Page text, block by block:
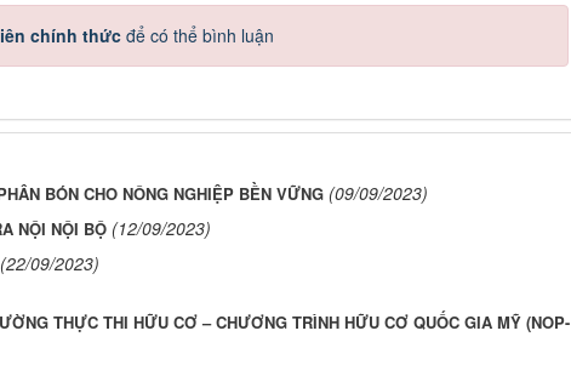
chính thức để có thể bình luận
BÓN CHO NÔNG NGHIỆP BỀN VỮNG (09/09/2023)
NỘI NỘI BỘ (12/09/2023)
(22/09/2023)
THỰC THI HỮU CƠ – CHƯƠNG TRÌNH HỮU CƠ QUỐC GIA MỸ (NOP-